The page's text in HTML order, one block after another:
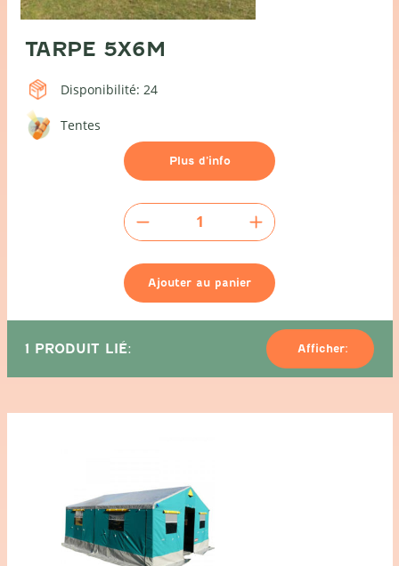
TARPE 5X6M
Disponibilité: 24
Tentes
Plus d’info
de
5x6m
Ajouter au panier
1 PRODUIT LIÉ: Afficher: